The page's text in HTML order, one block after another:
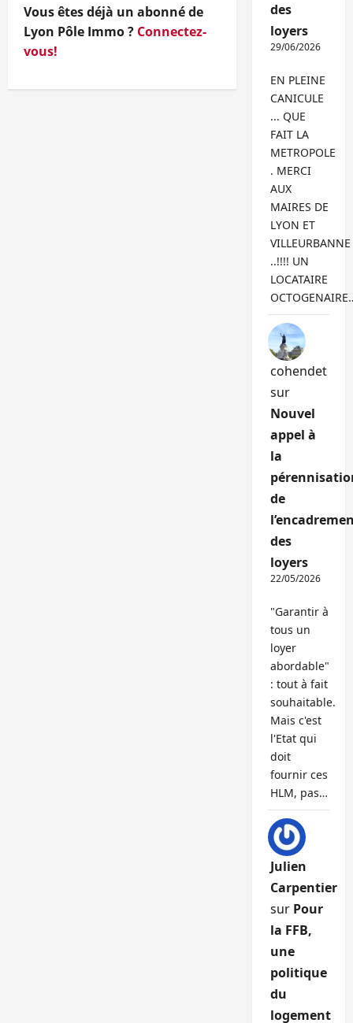
Vous êtes déjà un abonné de
Lyon Pôle Immo ? Connectez-
vous!
des
loyers
29/06/2026
EN PLEINE
CANICULE
... QUE
FAIT LA
METROPOLE
. MERCI
AUX
MAIRES DE
LYON ET
VILLEURBANNE
..!!!! UN
LOCATAIRE
cohendet
sur
Nouvel
appel à
la
de
des
loyers
22/05/2026
"Garantir à
tous un
loyer
abordable"
: tout à fait
souhaitable.
Mais c'est
l'Etat qui
doit
fournir ces
HLM, pas…
Julien
Carpentier
sur Pour
la FFB,
une
politique
du
logement